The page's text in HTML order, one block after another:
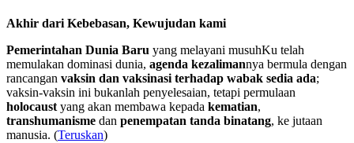
Akhir dari Kebebasan, Kewujudan kami
Pemerintahan Dunia Baru yang melayani musuhKu telah
memulakan dominasi dunia, agenda kezalimannya bermula dengan
rancangan vaksin dan vaksinasi terhadap wabak sedia ada;
vaksin-vaksin ini bukanlah penyelesaian, tetapi permulaan
holocaust yang akan membawa kepada kematian,
transhumanisme dan penempatan tanda binatang, ke jutaan
manusia. (Teruskan)